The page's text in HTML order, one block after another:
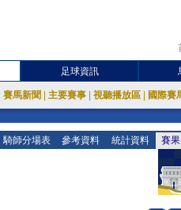
足球資訊
賽馬新聞 主要賽事 視聽播放區 國際賽
騎師分場表 參考資料 統計資料 賽果